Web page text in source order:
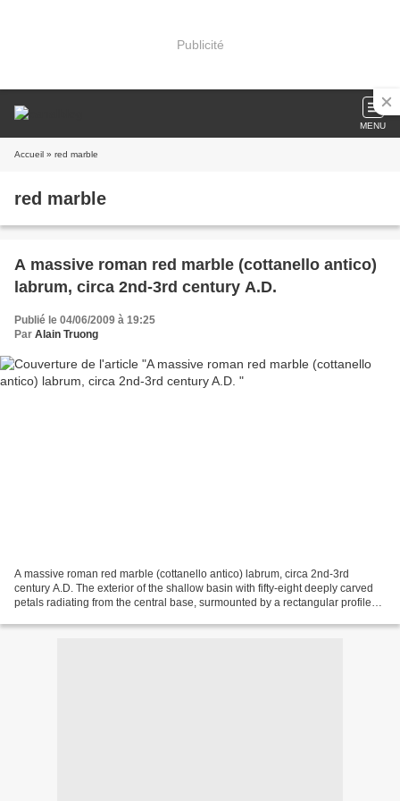
Publicité
MENU
Accueil » red marble
red marble
A massive roman red marble (cottanello antico)
labrum, circa 2nd-3rd century A.D.
Publié le 04/06/2009 à 19:25
Par Alain Truong
A massive roman red marble (cottanello antico) labrum, circa 2nd-3rd
century A.D. The exterior of the shallow basin with fifty-eight deeply carved
petals radiating from the central base, surmounted by a rectangular profiled